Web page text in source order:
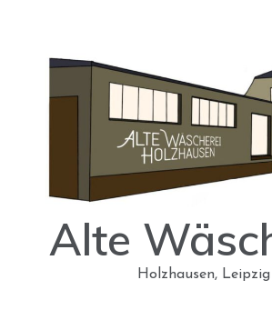
Alte
Holzhausen, Leipzig